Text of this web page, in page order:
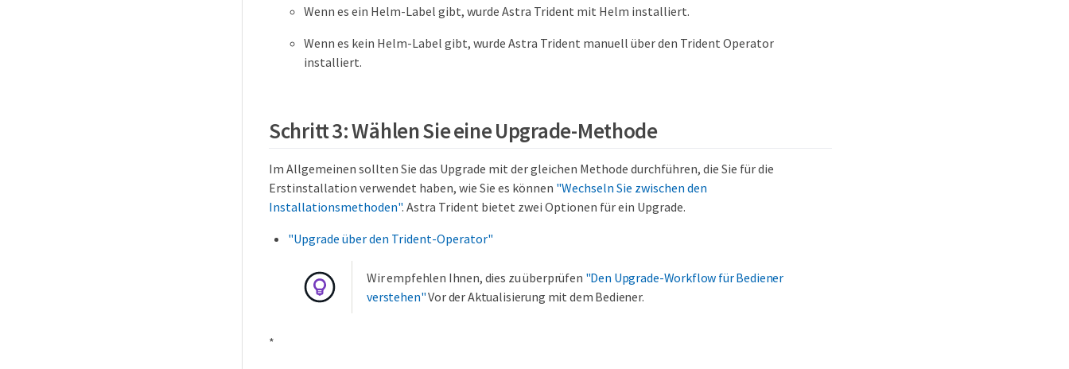
Wenn es ein Helm-Label gibt, wurde Astra Trident mit Helm installiert.
Wenn es kein Helm-Label gibt, wurde Astra Trident manuell über den Trident Operator
installiert.
Schritt 3: Wählen Sie eine Upgrade-Methode
Im Allgemeinen sollten Sie das Upgrade mit der gleichen Methode durchführen, die Sie für die
Erstinstallation verwendet haben, wie Sie es können "Wechseln Sie zwischen den
Installationsmethoden". Astra Trident bietet zwei Optionen für ein Upgrade.
"Upgrade über den Trident-Operator"
Wir empfehlen Ihnen, dies zu überprüfen "Den Upgrade-Workflow für Bediener
verstehen"Vor der Aktualisierung mit dem Bediener.
*